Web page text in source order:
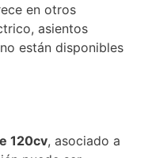
en otros
asientos
están disponibles
120cv, asociado a